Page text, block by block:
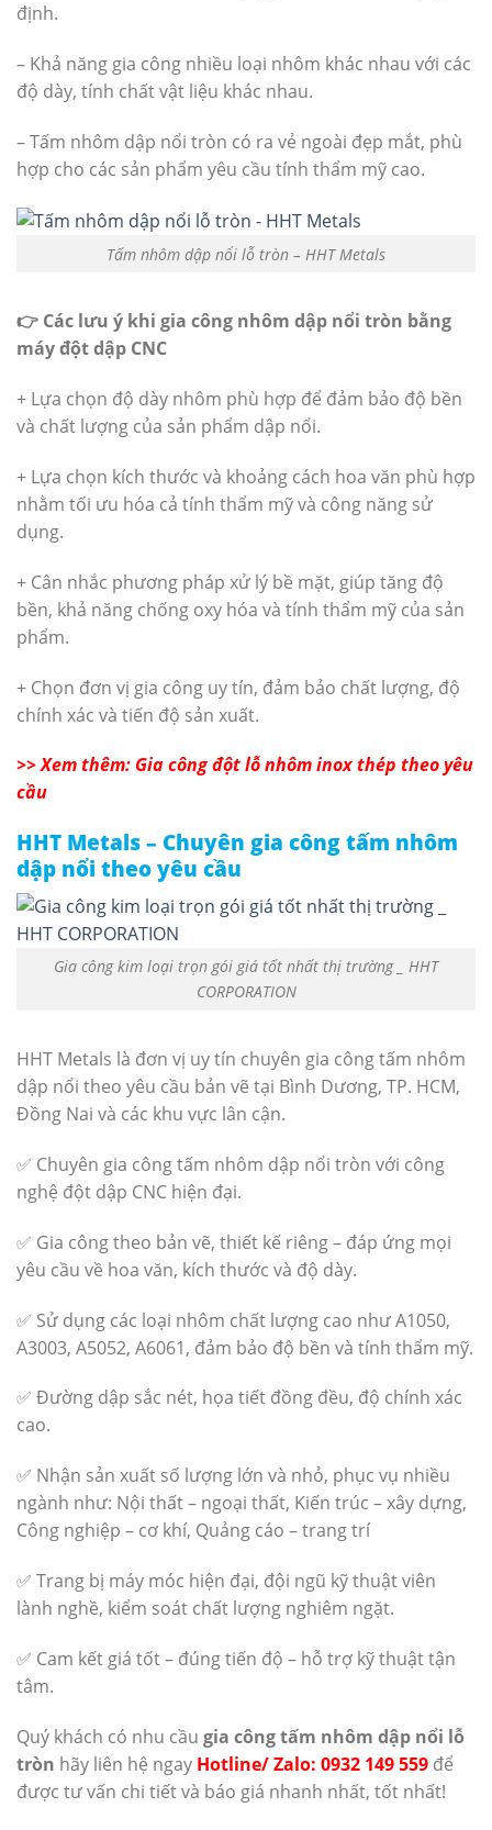
định.
– Khả năng gia công nhiều loại nhôm khác nhau với các
độ dày, tính chất vật liệu khác nhau.
– Tấm nhôm dập nổi tròn có ra vẻ ngoài đẹp mắt, phù
hợp cho các sản phẩm yêu cầu tính thẩm mỹ cao.
Tấm nhôm dập nổi lỗ tròn – HHT Metals
👉 Các lưu ý khi gia công nhôm dập nổi tròn bằng
máy đột dập CNC
+ Lựa chọn độ dày nhôm phù hợp để đảm bảo độ bền
và chất lượng của sản phẩm dập nổi.
+ Lựa chọn kích thước và khoảng cách hoa văn phù hợp
nhằm tối ưu hóa cả tính thẩm mỹ và công năng sử
dụng.
+ Cân nhắc phương pháp xử lý bề mặt, giúp tăng độ
bền, khả năng chống oxy hóa và tính thẩm mỹ của sản
phẩm.
+ Chọn đơn vị gia công uy tín, đảm bảo chất lượng, độ
chính xác và tiến độ sản xuất.
>> Xem thêm: Gia công đột lỗ nhôm inox thép theo yêu
cầu
HHT Metals – Chuyên gia công tấm nhôm
dập nổi theo yêu cầu
Gia công kim loại trọn gói giá tốt nhất thị trường _ HHT
CORPORATION
HHT Metals là đơn vị uy tín chuyên gia công tấm nhôm
dập nổi theo yêu cầu bản vẽ tại Bình Dương, TP. HCM,
Đồng Nai và các khu vực lân cận.
✅ Chuyên gia công tấm nhôm dập nổi tròn với công
nghệ đột dập CNC hiện đại.
✅ Gia công theo bản vẽ, thiết kế riêng – đáp ứng mọi
yêu cầu về hoa văn, kích thước và độ dày.
✅ Sử dụng các loại nhôm chất lượng cao như A1050,
A3003, A5052, A6061, đảm bảo độ bền và tính thẩm mỹ.
✅ Đường dập sắc nét, họa tiết đồng đều, độ chính xác
cao.
✅ Nhận sản xuất số lượng lớn và nhỏ, phục vụ nhiều
ngành như: Nội thất – ngoại thất, Kiến trúc – xây dựng,
Công nghiệp – cơ khí, Quảng cáo – trang trí
✅ Trang bị máy móc hiện đại, đội ngũ kỹ thuật viên
lành nghề, kiểm soát chất lượng nghiêm ngặt.
✅ Cam kết giá tốt – đúng tiến độ – hỗ trợ kỹ thuật tận
tâm.
Quý khách có nhu cầu gia công tấm nhôm dập nổi lỗ
tròn hãy liên hệ ngay Hotline/ Zalo: 0932 149 559 để
được tư vấn chi tiết và báo giá nhanh nhất, tốt nhất!